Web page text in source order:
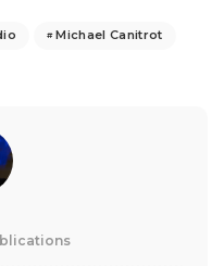
Michael Canitrot